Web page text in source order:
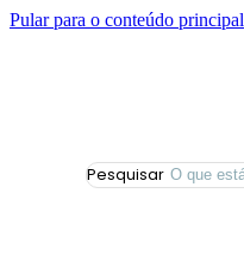
Pular para o conteúdo principal
Pesquisar